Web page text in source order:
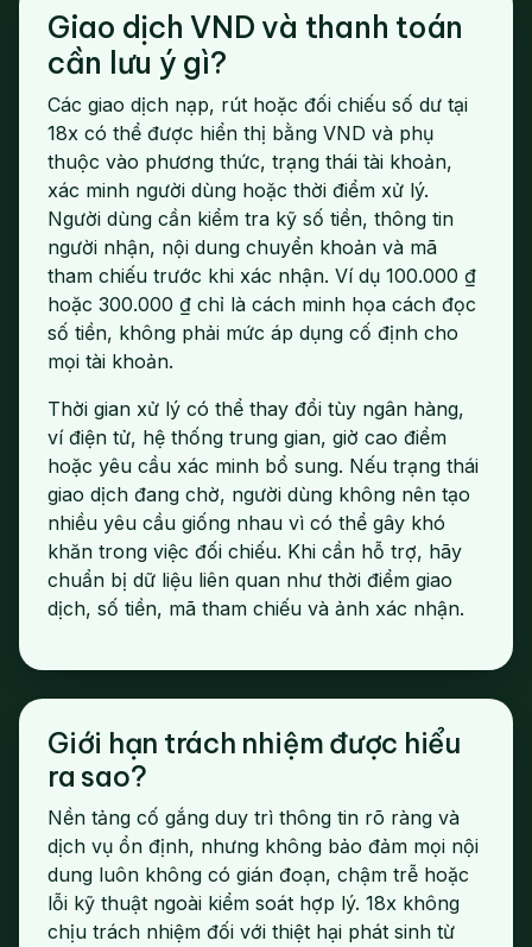
Giao dịch VND và thanh toán
cần lưu ý gì?
Các giao dịch nạp, rút hoặc đối chiếu số dư tại
18x có thể được hiển thị bằng VND và phụ
thuộc vào phương thức, trạng thái tài khoản,
xác minh người dùng hoặc thời điểm xử lý.
Người dùng cần kiểm tra kỹ số tiền, thông tin
người nhận, nội dung chuyển khoản và mã
tham chiếu trước khi xác nhận. Ví dụ 100.000 ₫
hoặc 300.000 ₫ chỉ là cách minh họa cách đọc
số tiền, không phải mức áp dụng cố định cho
mọi tài khoản.
Thời gian xử lý có thể thay đổi tùy ngân hàng,
ví điện tử, hệ thống trung gian, giờ cao điểm
hoặc yêu cầu xác minh bổ sung. Nếu trạng thái
giao dịch đang chờ, người dùng không nên tạo
nhiều yêu cầu giống nhau vì có thể gây khó
khăn trong việc đối chiếu. Khi cần hỗ trợ, hãy
chuẩn bị dữ liệu liên quan như thời điểm giao
dịch, số tiền, mã tham chiếu và ảnh xác nhận.
Giới hạn trách nhiệm được hiểu
ra sao?
Nền tảng cố gắng duy trì thông tin rõ ràng và
dịch vụ ổn định, nhưng không bảo đảm mọi nội
dung luôn không có gián đoạn, chậm trễ hoặc
lỗi kỹ thuật ngoài kiểm soát hợp lý. 18x không
chịu trách nhiệm đối với thiệt hại phát sinh từ